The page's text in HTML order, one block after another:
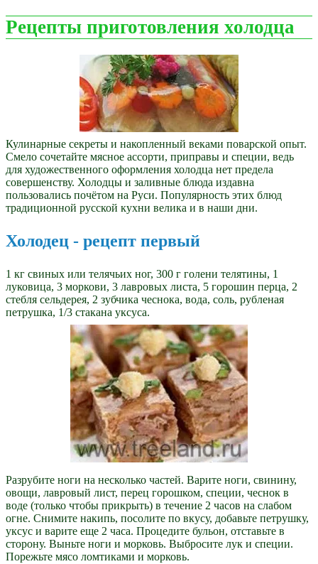
Рецепты приготовления холодца
Кулинарные секреты и накопленный веками поварской опыт.
Смело сочетайте мясное ассорти, приправы и специи, ведь
для художественного оформления холодца нет предела
совершенству. Холодцы и заливные блюда издавна
пользовались почётом на Руси. Популярность этих блюд
традиционной русской кухни велика и в наши дни.
Холодец - рецепт первый
1 кг свиных или телячьих ног, 300 г голени телятины, 1
луковица, 3 моркови, 3 лавровых листа, 5 горошин перца, 2
стебля сельдерея, 2 зубчика чеснока, вода, соль, рубленая
петрушка, 1/3 cтакана уксуса.
Разрубите ноги на несколько частей. Варите ноги, свинину,
овощи, лавровый лист, перец горошком, специи, чеснок в
воде (только чтобы прикрыть) в течение 2 часов на слабом
огне. Снимите накипь, посолите по вкусу, добавьте петрушку,
уксус и варите еще 2 часа. Процедите бульон, отставьте в
сторону. Выньте ноги и морковь. Выбросите лук и специи.
Порежьте мясо ломтиками и морковь.